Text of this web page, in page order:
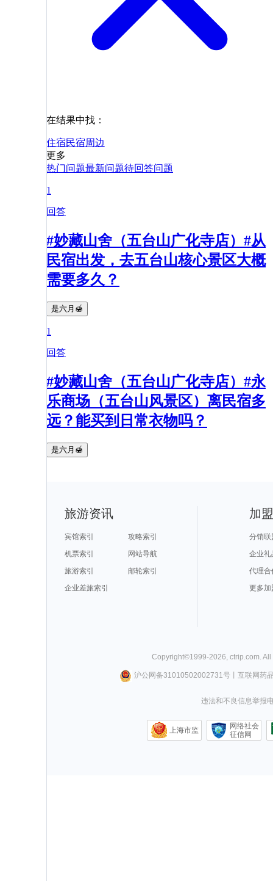
在结果中找：
住宿民宿周边
更多
热门问题最新问题待回答问题
1
回答
#妙藏山舍（五台山广化寺店）#从
民宿出发，去五台山核心景区大概
需要多久？
是六月🍯
1
回答
#妙藏山舍（五台山广化寺店）#永
乐商场（五台山风景区）离民宿多
远？能买到日常衣物吗？
是六月🍯
旅游资讯
宾馆索引
攻略索引
机票索引
网站导航
旅游索引
邮轮索引
企业差旅索引
加
分销联
企业礼
代理合
更多加
Copyright©1999-2026 ctrip.com .
沪公网备31010502002731号丨 互联网药
违法和不良信息举报
上海市监
网络社会
征信网